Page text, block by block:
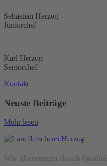
Sebastian Herzog
Juniorchef
Karl Herzog
Seniorchef
Kontakt
Neuste Beiträge
Mehr lesen